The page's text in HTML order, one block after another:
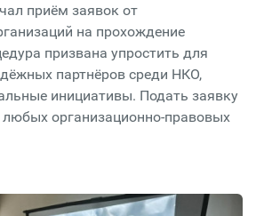
приём заявок от
на прохождение
призвана упростить для
партнёров среди НКО,
инициативы. Подать заявку
любых организационно-правовых